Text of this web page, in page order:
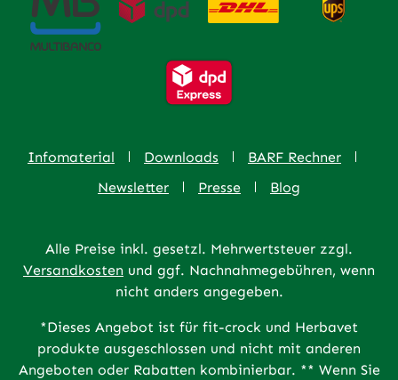
Infomaterial Downloads
BARF Rechner
Newsletter
Presse Blog
Alle Preise inkl. gesetzl. Mehrwertsteuer zzgl.
Versandkosten und ggf. Nachnahmegebühren, wenn
nicht anders angegeben.
*Dieses Angebot ist für fit-crock und Herbavet
produkte ausgeschlossen und nicht mit anderen
Angeboten oder Rabatten kombinierbar. ** Wenn Sie